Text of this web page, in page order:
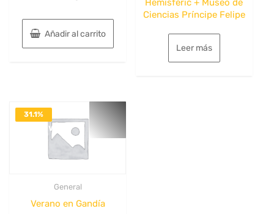
Añadir al carrito
Hemisfèric + Museo de
Ciencias Príncipe Felipe
Leer más
31.1%
DESACTIVADO
General
Verano en Gandía